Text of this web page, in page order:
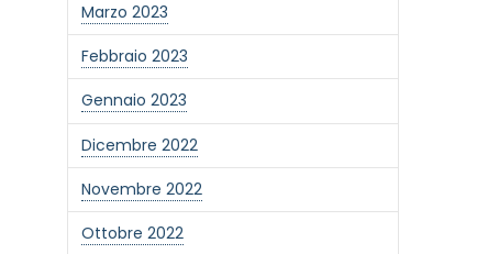
Marzo 2023
Febbraio 2023
Gennaio 2023
Dicembre 2022
Novembre 2022
Ottobre 2022